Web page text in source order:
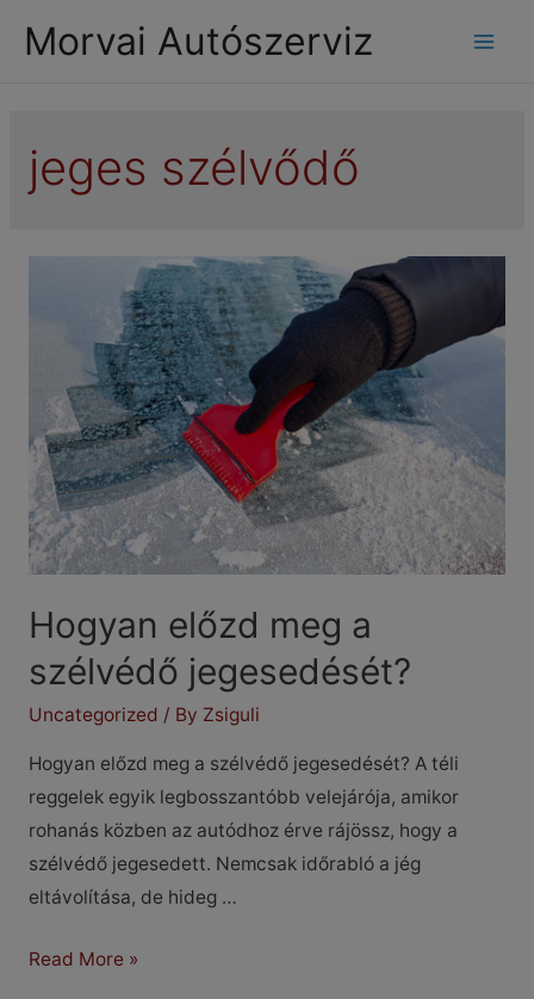
Morvai Autószerviz
jeges szélvődő
Hogyan előzd meg a
szélvédő jegesedését?
Uncategorized / By Zsiguli
Hogyan előzd meg a szélvédő jegesedését? A téli
reggelek egyik legbosszantóbb velejárója, amikor
rohanás közben az autódhoz érve rájössz, hogy a
szélvédő jegesedett. Nemcsak időrabló a jég
eltávolítása, de hideg …
Hogyan
Read More »